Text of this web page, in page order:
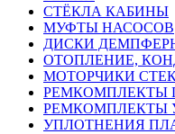
СТЁКЛА КАБИНЫ
МУФТЫ НАСОСОВ
ДИСКИ
ОТОПЛЕНИЕ,
МОТОРЧИКИ
РЕМКОМПЛЕКТЫ
РЕМКОМПЛЕКТЫ
УПЛОТНЕНИЯ